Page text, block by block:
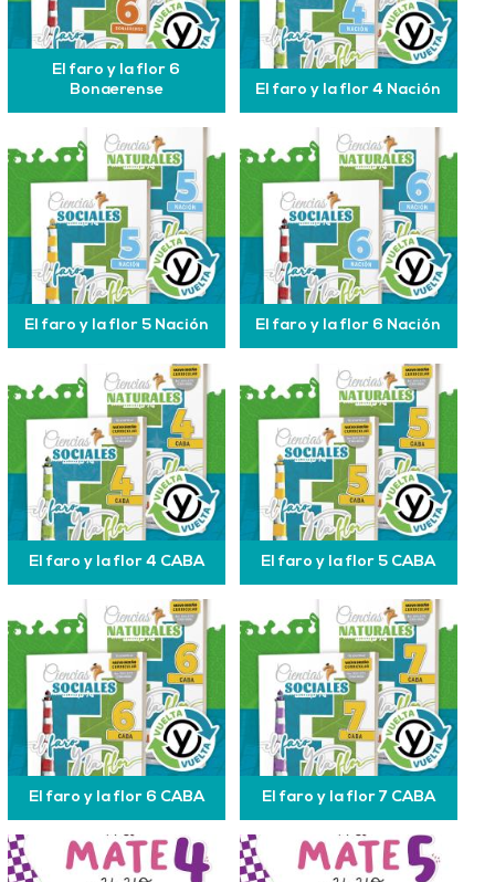
El faro y la flor 6
Bonaerense
El faro y la flor 4 Nación
El faro y la flor 5 Nación El faro y la flor 6 Nación
El faro y la flor 4 CABA El faro y la flor 5 CABA
El faro y la flor 6 CABA El faro y la flor 7 CABA